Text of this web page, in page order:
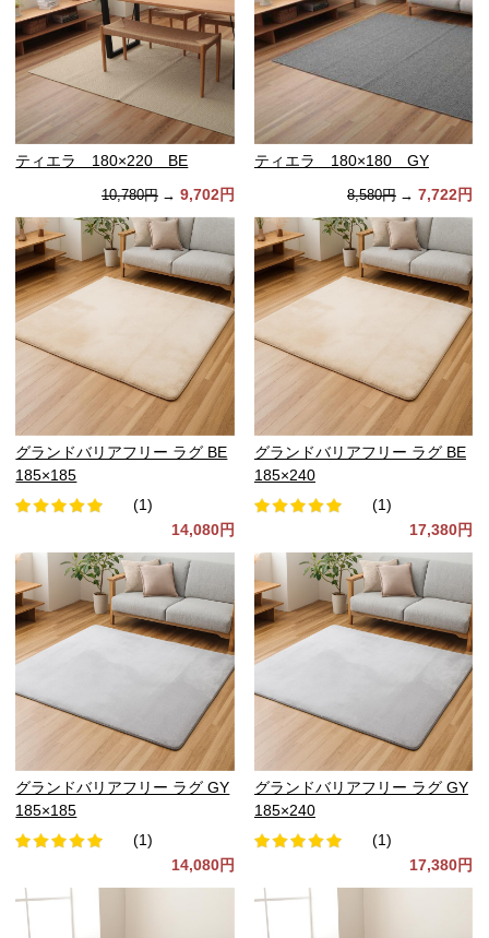
ティエラ 180×220 BE
10,780円 → 9,702円
ティエラ 180×180 GY
8,580円 → 7,722円
グランドバリアフリー ラグ BE
185×185
(1)
14,080円
グランドバリアフリー ラグ BE
185×240
(1)
17,380円
グランドバリアフリー ラグ GY
185×185
(1)
14,080円
グランドバリアフリー ラグ GY
185×240
(1)
17,380円